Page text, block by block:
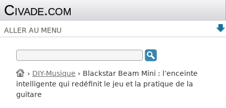
Civade.com
ALLER AU MENU
› DIY-Musique › Blackstar Beam Mini : l’enceinte
intelligente qui redéfinit le jeu et la pratique de la
guitare